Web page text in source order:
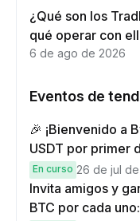
¿Qué son los
qué operar con
6 de ago de 2026
Eventos de
🎉 ¡Bienvenido a
USDT por primer
hasta 9,999
recompensas
En curso 26 de jul
Invita amigos y
BTC por cada